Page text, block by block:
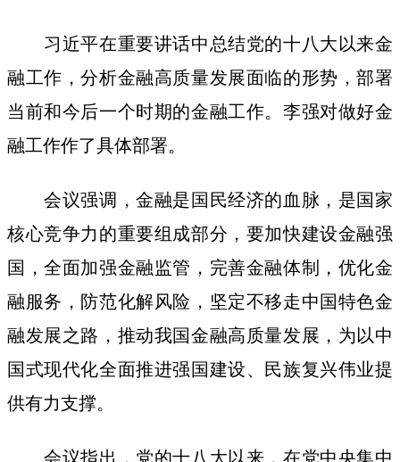
习近平在重要讲话中总结党的十八大以来金
融工作，分析金融高质量发展面临的形势，部署
当前和今后一个时期的金融工作。李强对做好金
融工作作了具体部署。
会议强调，金融是国民经济的血脉，是国家
核心竞争力的重要组成部分，要加快建设金融强
国，全面加强金融监管，完善金融体制，优化金
融服务，防范化解风险，坚定不移走中国特色金
融发展之路，推动我国金融高质量发展，为以中
国式现代化全面推进强国建设、民族复兴伟业提
供有力支撑。
会议指出，党的十八大以来，在党中央集中